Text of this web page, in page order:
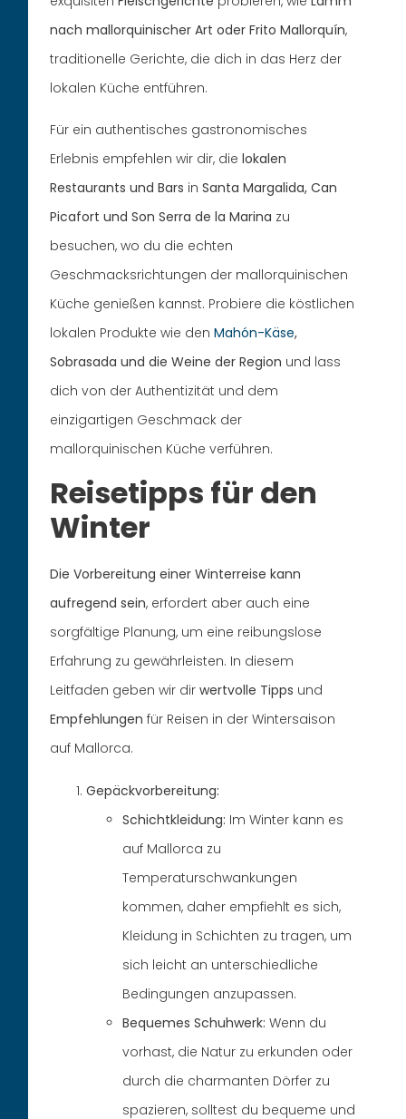
nach mallorquinischer Art oder Frito Mallorquín,
traditionelle Gerichte, die dich in das Herz der
lokalen Küche entführen.
Für ein authentisches gastronomisches
Erlebnis empfehlen wir dir, dielokalen
Restaurants und Bars inSanta Margalida, Can
Picafort und Son Serra de la Marina zu
besuchen, wo du die echten
Geschmacksrichtungen der mallorquinischen
Küche genießen kannst. Probiere die köstlichen
lokalen Produkte wie denMahón-Käse,
Sobrasada und die Weine der Region und lass
dich von der Authentizität und dem
einzigartigen Geschmack der
mallorquinischen Küche verführen.
Reisetipps für den
Winter
Die Vorbereitung einer Winterreise kann
aufregend sein, erfordert aber auch eine
sorgfältige Planung, um eine reibungslose
Erfahrung zu gewährleisten. In diesem
Leitfaden geben wir dirwertvolle Tipps und
Empfehlungen für Reisen in der Wintersaison
auf Mallorca.
Gepäckvorbereitung:
Schichtkleidung: Im Winter kann es
auf Mallorca zu
Temperaturschwankungen
kommen, daher empfiehlt es sich,
Kleidung in Schichten zu tragen, um
sich leicht an unterschiedliche
Bedingungen anzupassen.
Bequemes Schuhwerk: Wenn du
vorhast, die Natur zu erkunden oder
durch die charmanten Dörfer zu
spazieren, solltest du bequeme und